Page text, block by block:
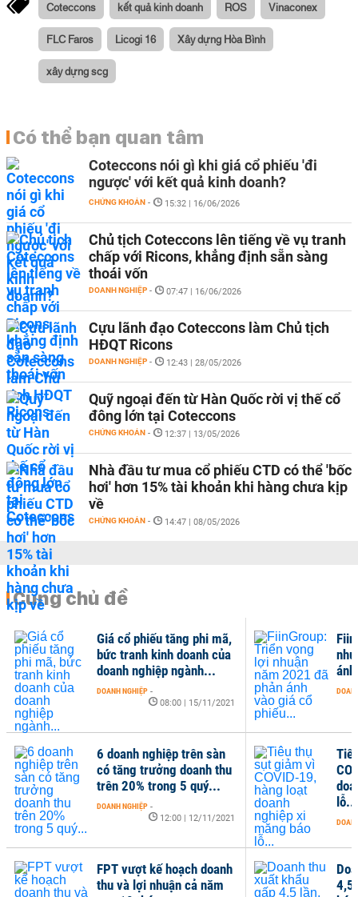
Coteccons kết quả kinh doanh ROS Vinaconex
FLC Faros Licogi 16 Xây dựng Hòa Bình
xây dựng scg
Có thể bạn quan tâm
Coteccons nói gì khi giá cổ phiếu 'đi
ngược' với kết quả kinh doanh?
CHỨNG KHOÁN - 15:32 | 16/06/2026
Chủ tịch Coteccons lên tiếng về vụ tranh
chấp với Ricons, khẳng định sẵn sàng
thoái vốn
DOANH NGHIỆP - 07:47 | 16/06/2026
Cựu lãnh đạo Coteccons làm Chủ tịch
HĐQT Ricons
DOANH NGHIỆP - 12:43 | 28/05/2026
Quỹ ngoại đến từ Hàn Quốc rời vị thế cổ
đông lớn tại Coteccons
CHỨNG KHOÁN - 12:37 | 13/05/2026
Nhà đầu tư mua cổ phiếu CTD có thể 'bốc
hơi' hơn 15% tài khoản khi hàng chưa kịp
về
CHỨNG KHOÁN - 14:47 | 08/05/2026
Cùng chủ đề
Giá cổ phiếu tăng phi mã,
bức tranh kinh doanh của
doanh nghiệp ngành...
DOANH NGHIỆP -
08:00 | 15/11/2021
6 doanh nghiệp trên sàn
có tăng trưởng doanh thu
trên 20% trong 5 quý...
DOANH NGHIỆP -
12:00 | 12/11/2021
FPT vượt kế hoạch doanh
thu và lợi nhuận cả năm
lỗ...
4,5